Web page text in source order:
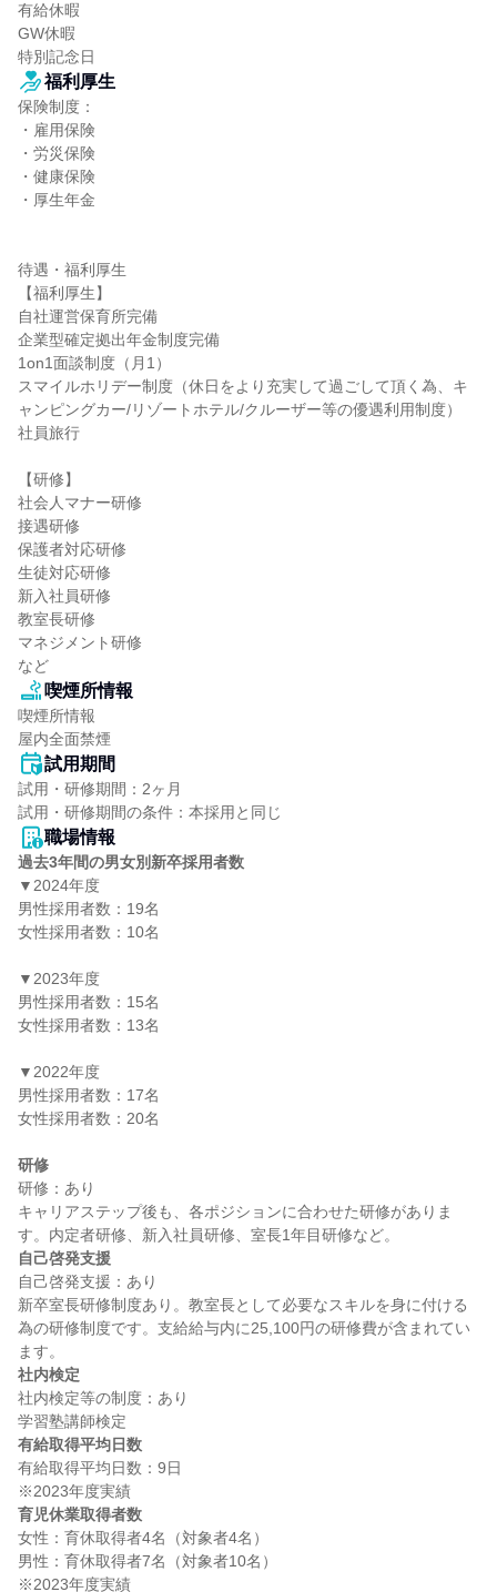
有給休暇
GW休暇
特別記念日
福利厚生
保険制度：
・雇用保険
・労災保険
・健康保険
・厚生年金
待遇・福利厚生
【福利厚生】
自社運営保育所完備
企業型確定拠出年金制度完備
1on1面談制度（月1）
スマイルホリデー制度（休日をより充実して過ごして頂く為、キ
ャンピングカー/リゾートホテル/クルーザー等の優遇利用制度）
社員旅行
【研修】
社会人マナー研修
接遇研修
保護者対応研修
生徒対応研修
新入社員研修
教室長研修
マネジメント研修
など
喫煙所情報
喫煙所情報
屋内全面禁煙
試用期間
試用・研修期間：2ヶ月
職場情報
過去3年間の男女別新卒採用者数
▼2024年度
男性採用者数：19名
女性採用者数：10名
▼2023年度
男性採用者数：15名
女性採用者数：13名
▼2022年度
男性採用者数：17名
女性採用者数：20名
研修
研修：あり
キャリアステップ後も、各ポジションに合わせた研修がありま
自己啓発支援
自己啓発支援：あり
新卒室長研修制度あり。教室長として必要なスキルを身に付ける
為の研修制度です。支給給与内に25,100円の研修費が含まれてい
社内検定
社内検定等の制度：あり
有給取得平均日数
有給取得平均日数：9日
育児休業取得者数
女性：育休取得者4名（対象者4名）
男性：育休取得者7名（対象者10名）